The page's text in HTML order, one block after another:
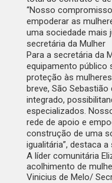
“Nosso
empoderar as
uma sociedade mais
secretária da Mulher
Para a secretária da
equipamento público
proteção às
breve, São
integrado,
especializados.
rede de apoio e
construção de uma
igualitária”, destaca a
A líder comunitária
acolhimento de
Vinicius de Melo/